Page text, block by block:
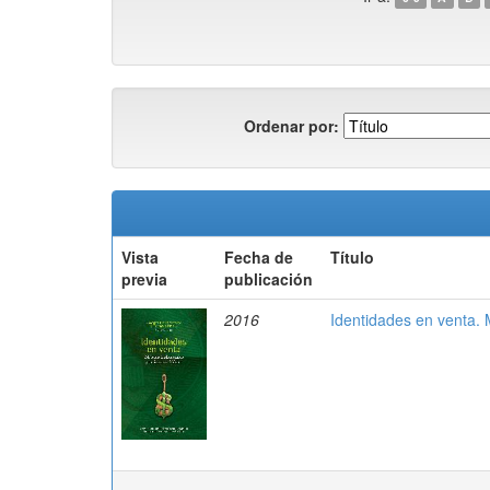
Ordenar por:
Vista
previa
Fecha de
publicación
Título
2016 Identidades en venta.